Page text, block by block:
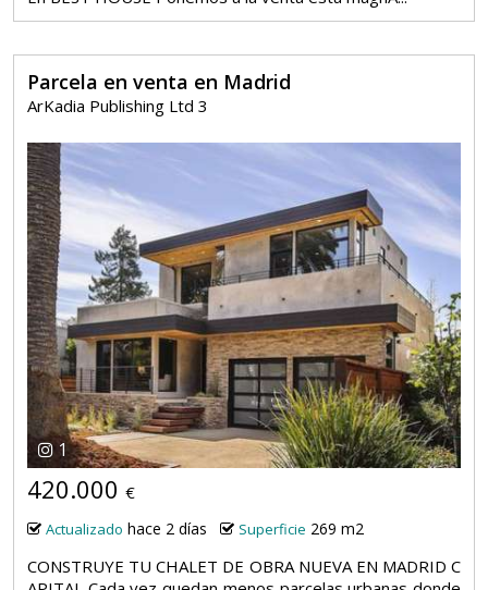
Parcela en venta en Madrid
ArKadia Publishing Ltd 3
1
420.000 €
Actualizado hace 2 días Superficie 269 m2
CONSTRUYE TU CHALET DE OBRA NUEVA EN MADRID C